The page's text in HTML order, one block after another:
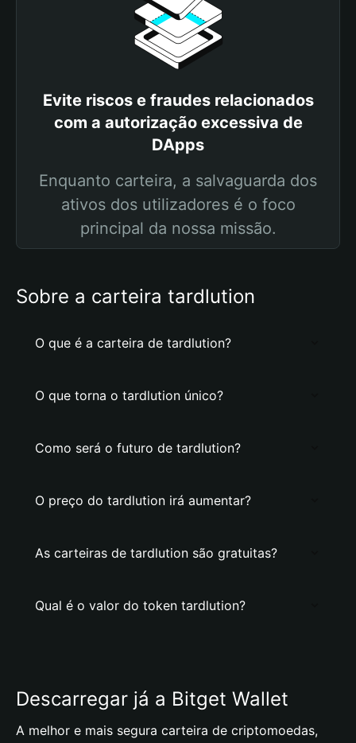
Evite riscos e fraudes relacionados
com a autorização excessiva de
DApps
Enquanto carteira, a salvaguarda dos
ativos dos utilizadores é o foco
principal da nossa missão.
Sobre a carteira tardlution
O que é a carteira de tardlution?
O que torna o tardlution único?
Como será o futuro de tardlution?
O preço do tardlution irá aumentar?
As carteiras de tardlution são gratuitas?
Qual é o valor do token tardlution?
Descarregar já a Bitget Wallet
A melhor e mais segura carteira de criptomoedas,